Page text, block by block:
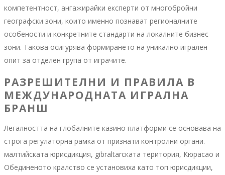
компетентност, ангажирайки експерти от многобройни
географски зони, които именно познават регионалните
особености и конкретните стандарти на локалните бизнес
зони. Такова осигурява формирането на уникално игрален
опит за отделен група от играчите.
РАЗРЕШИТЕЛНИ И ПРАВИЛА В
МЕЖДУНАРОДНАТА ИГРАЛНА
БРАНШ
Легалността на глобалните казино платформи се основава на
строга регулаторна рамка от признати контролни органи.
малтийската юрисдикция, gibraltarската територия, Кюрасао и
Обединеното кралство се установиха като топ юрисдикции,